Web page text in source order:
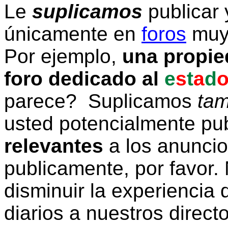
Le suplicamos publicar
únicamente en foros
Por ejemplo, una
foro dedicado al estad
parece? Suplicamos
usted potencialmente
relevantes a los
publicamente, por
disminuir la experiencia
diarios a nuestros